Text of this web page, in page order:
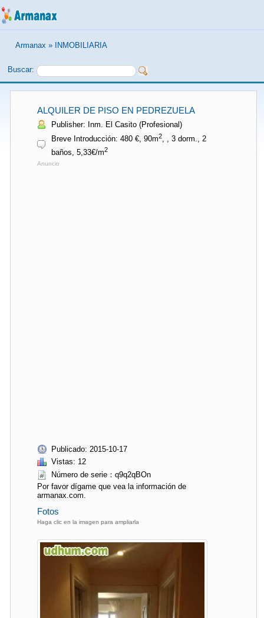
Armanax » INMOBILIARIA
Buscar:
ALQUILER DE PISO EN PEDREZUELA
Publisher: Inm. El Casito (Profesional)
Breve Introducción: 480 €, 90m2, , 3 dorm., 2
baños, 5,33€/m2
Anuncio
Publicado: 2015-10-17
Vistas: 12
Número de serie：q9q2qBOn
Por favor dígame que vea la información de
armanax.com.
Fotos
Haga clic en la imagen para ampliarla